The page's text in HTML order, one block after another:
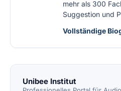
mehr als 300
Suggestion und
Vollständige
Unibee Institut